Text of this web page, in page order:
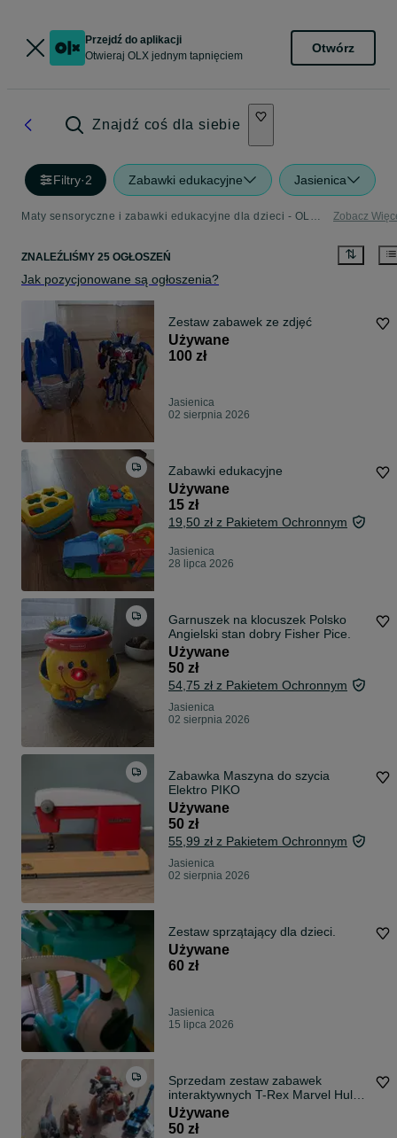
Przejdź do aplikacji
Otwieraj OLX jednym tapnięciem
Otwórz
Znajdź coś dla siebie
Filtry·2 Zabawki edukacyjne Jasienica
Maty sensoryczne i zabawki edukacyjne dla dzieci - OLX.pl Zobacz
ZNALEŹLIŚMY 25 OGŁOSZEŃ
Jak pozycjonowane są ogłoszenia?
Zestaw zabawek ze zdjęć
Używane
100 zł
Jasienica
02 sierpnia 2026
Zabawki edukacyjne
Używane
15 zł
19,50 zł z Pakietem Ochronnym
Jasienica
28 lipca 2026
Garnuszek na klocuszek Polsko
Angielski stan dobry Fisher Pice.
Używane
50 zł
54,75 zł z Pakietem Ochronnym
Jasienica
02 sierpnia 2026
Zabawka Maszyna do szycia
Elektro PIKO
Używane
50 zł
55,99 zł z Pakietem Ochronnym
Jasienica
02 sierpnia 2026
Zestaw sprzątający dla dzieci.
Używane
60 zł
Jasienica
15 lipca 2026
Sprzedam zestaw zabawek
interaktywnych T-Rex Marvel Hulk
IronMan Dźwgi
Używane
50 zł